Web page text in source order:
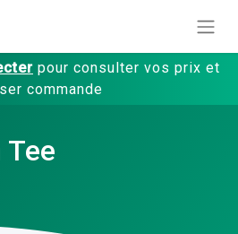
pour consulter vos prix et
commande
Tee